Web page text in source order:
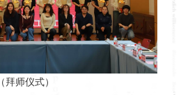
（拜师仪式）